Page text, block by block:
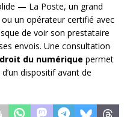
— La Poste, un grand
un opérateur certifié avec
de voir son prestataire
envois. Une consultation
du numérique permet
dispositif avant de